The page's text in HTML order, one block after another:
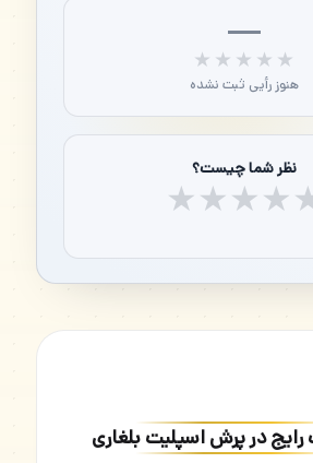
—
★★★★★
هنوز رأیی ثبت نشده
نظر شما چیست؟
★★★★
رایج در پرش اسپلیت بلغاری